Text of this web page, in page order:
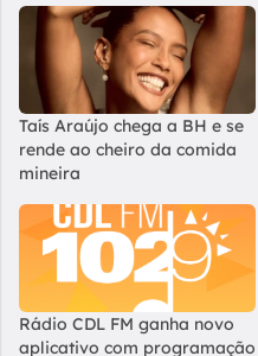
Taís Araújo chega a BH e se
rende ao cheiro da comida
mineira
Rádio CDL FM ganha novo
aplicativo com programação